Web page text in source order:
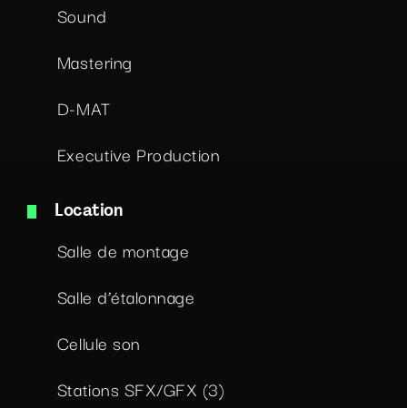
Sound
Mastering
D-MAT
Executive Production
Location
Salle de montage
Salle d’étalonnage
Cellule son
Stations SFX/GFX (3)